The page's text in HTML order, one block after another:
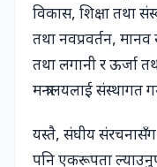
विकास, शिक्षा तथा
तथा नवप्रवर्तन, मानव
तथा लगानी र ऊर्जा
मन्त्रालयलाई संस्थागत
यस्तै, संघीय
पनि एकरूपता